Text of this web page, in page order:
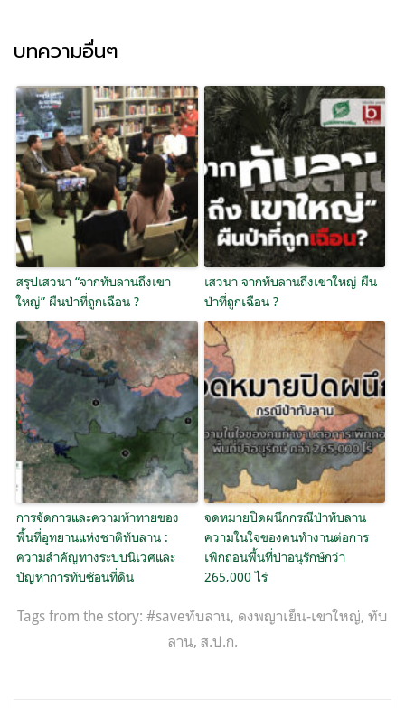
บทความอื่นๆ
สรุปเสวนา “จากทับลานถึงเขา
ใหญ่” ผืนป่าที่ถูกเฉือน ?
เสวนา จากทับลานถึงเขาใหญ่ ผืน
ป่าที่ถูกเฉือน ?
การจัดการและความท้าทายของ
พื้นที่อุทยานแห่งชาติทับลาน :
ความสำคัญทางระบบนิเวศและ
ปัญหาการทับซ้อนที่ดิน
จดหมายปิดผนึกกรณีป่าทับลาน
ความในใจของคนทำงานต่อการ
เพิกถอนพื้นที่ป่าอนุรักษ์กว่า
265,000 ไร่
Tags from the story: #saveทับลาน, ดงพญาเย็น-เขาใหญ่, ทับ
ลาน, ส.ป.ก.